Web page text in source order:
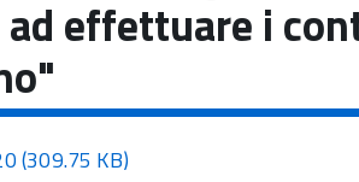
effettuare i
(309.75 KB)